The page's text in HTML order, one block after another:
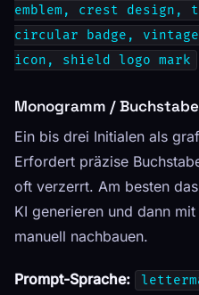
emblem, crest design,
circular badge,
icon, shield logo mark
Monogramm /
Ein bis drei Initialen als
Erfordert präzise
oft verzerrt. Am besten
KI generieren und dann
manuell nachbauen.
Prompt-Sprache: